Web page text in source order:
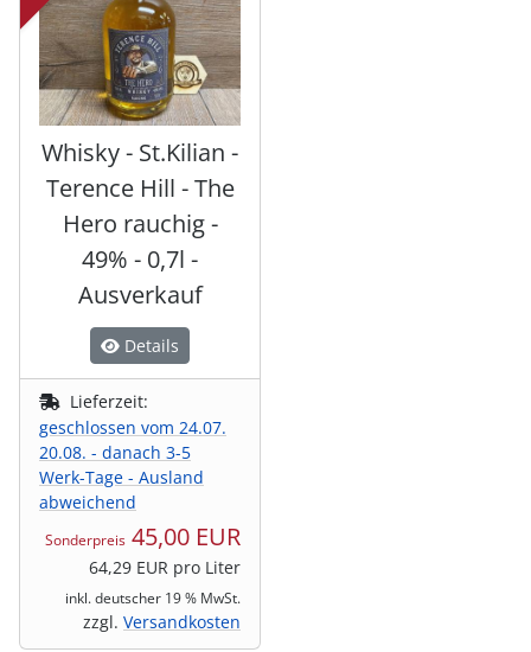
Whisky - St.Kilian -
Terence Hill - The
Hero rauchig -
49% - 0,7l -
Ausverkauf
Details
Lieferzeit:
geschlossen vom 24.07.
20.08. - danach 3-5
Werk-Tage - Ausland
abweichend
Sonderpreis 45,00 EUR
64,29 EUR pro Liter
inkl. deutscher 19 % MwSt.
zzgl. Versandkosten